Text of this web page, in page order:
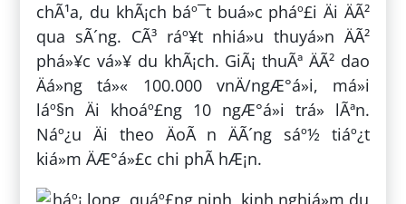
chÃ¹a, du khÃ¡ch báº¯t buá»c pháº£i Äi ÄÃ²
qua sÃ´ng. CÃ³ ráº¥t nhiá»u thuyá»n ÄÃ²
phá»¥c vá»¥ du khÃ¡ch. GiÃ¡ thuÃª ÄÃ² dao
Äá»ng tá»« 100.000 vnÄ/ngÆ°á»i, má»i
láº§n Äi khoáº£ng 10 ngÆ°á»i trá» lÃªn.
Náº¿u Äi theo ÄoÃ n ÄÃ´ng sáº½ tiáº¿t
kiá»m ÄÆ°á»£c chi phÃ­ hÆ¡n.